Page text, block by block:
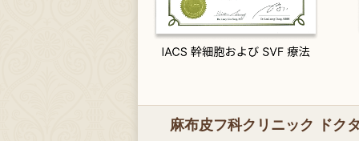
麻布皮フ科クリニック ドク